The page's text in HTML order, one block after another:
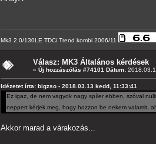
Mk3 2.0/130LE TDCi Trend kombi 2006/11
Válasz: MK3 Általános kérdések
« Új hozzászólás #74101 Dátum:
Idézetet írta: bigzso - 2018.03.13 kedd, 11:33:41
Ez igaz, de nem vagyok nagy spíler ebben, szóval
neppert kérjek meg, hogy hozzon be nekem valamit,
Akkor marad a várakozás...